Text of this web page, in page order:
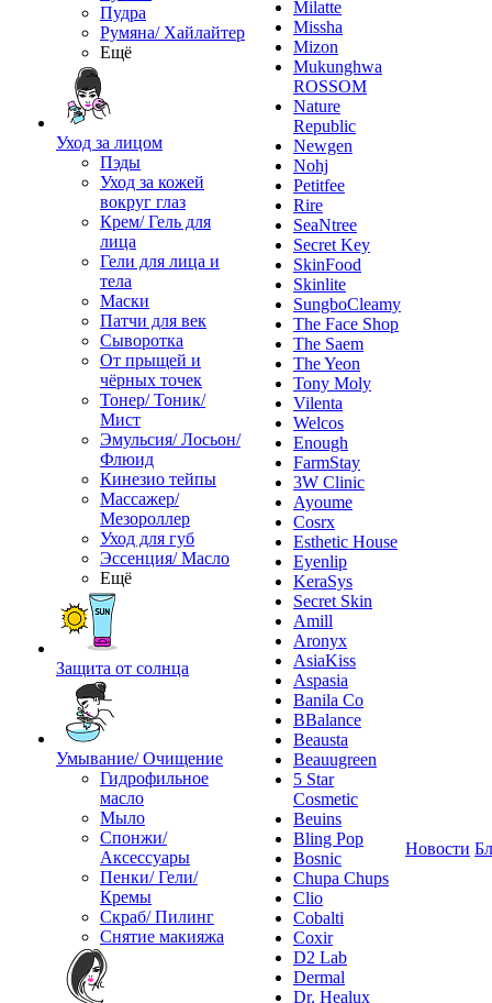
Пудра
Румяна/ Хайлайтер
Ещё
Уход за лицом
Пэды
Уход за кожей
вокруг глаз
Крем/ Гель для
лица
Гели для лица и
тела
Маски
Патчи для век
Сыворотка
От прыщей и
чёрных точек
Тонер/ Тоник/
Мист
Эмульсия/ Лосьон/
Флюид
Кинезио тейпы
Массажер/
Мезороллер
Уход для губ
Эссенция/ Масло
Ещё
Защита от солнца
Умывание/ Очищение
Гидрофильное
масло
Мыло
Спонжи/
Аксессуары
Пенки/ Гели/
Кремы
Скраб/ Пилинг
Снятие макияжа
Milatte
Missha
Mizon
Mukunghwa
ROSSOM
Nature
Republic
Newgen
Nohj
Petitfee
Rire
SeaNtree
Secret Key
SkinFood
Skinlite
SungboCleamy
The Face Shop
The Saem
The Yeon
Tony Moly
Vilenta
Welcos
Enough
FarmStay
3W Clinic
Ayoume
Cosrx
Esthetic House
Eyenlip
KeraSys
Secret Skin
Amill
Aronyx
AsiaKiss
Aspasia
Banila Co
BBalance
Beausta
Beauugreen
5 Star
Cosmetic
Beuins
Bling Pop
Bosnic
Chupa Chups
Clio
Cobalti
Coxir
D2 Lab
Dermal
Dr. Healux
Новости